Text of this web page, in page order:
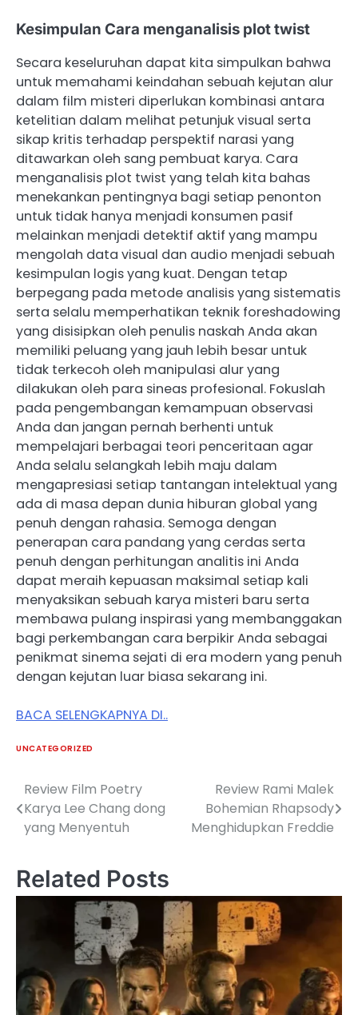
Kesimpulan Cara menganalisis plot twist
Secara keseluruhan dapat kita simpulkan bahwa
untuk memahami keindahan sebuah kejutan alur
dalam film misteri diperlukan kombinasi antara
ketelitian dalam melihat petunjuk visual serta
sikap kritis terhadap perspektif narasi yang
ditawarkan oleh sang pembuat karya. Cara
menganalisis plot twist yang telah kita bahas
menekankan pentingnya bagi setiap penonton
untuk tidak hanya menjadi konsumen pasif
melainkan menjadi detektif aktif yang mampu
mengolah data visual dan audio menjadi sebuah
kesimpulan logis yang kuat. Dengan tetap
berpegang pada metode analisis yang sistematis
serta selalu memperhatikan teknik foreshadowing
yang disisipkan oleh penulis naskah Anda akan
memiliki peluang yang jauh lebih besar untuk
tidak terkecoh oleh manipulasi alur yang
dilakukan oleh para sineas profesional. Fokuslah
pada pengembangan kemampuan observasi
Anda dan jangan pernah berhenti untuk
mempelajari berbagai teori penceritaan agar
Anda selalu selangkah lebih maju dalam
mengapresiasi setiap tantangan intelektual yang
ada di masa depan dunia hiburan global yang
penuh dengan rahasia. Semoga dengan
penerapan cara pandang yang cerdas serta
penuh dengan perhitungan analitis ini Anda
dapat meraih kepuasan maksimal setiap kali
menyaksikan sebuah karya misteri baru serta
membawa pulang inspirasi yang membanggakan
bagi perkembangan cara berpikir Anda sebagai
penikmat sinema sejati di era modern yang penuh
dengan kejutan luar biasa sekarang ini.
BACA SELENGKAPNYA DI..
UNCATEGORIZED
Post
navigation
Review Film Poetry
Karya Lee Chang dong
yang Menyentuh
Review Rami Malek
Bohemian Rhapsody
Menghidupkan Freddie
Related Posts